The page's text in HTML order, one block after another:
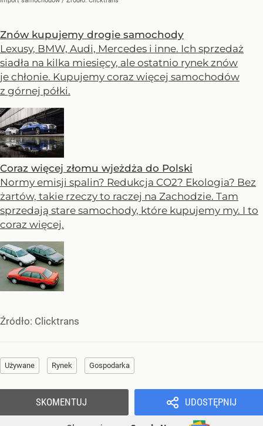
Znów kupujemy drogie samochody
Lexusy, BMW, Audi, Mercedes i inne. Ich sprzedaż
siadła na kilka miesięcy, ale ostatnio rynek znów
je chłonie. Kupujemy coraz więcej samochodów
z górnej półki.
Coraz więcej złomu wjeżdża do Polski
Normy emisji spalin? Redukcja CO2? Ekologia? Bez
żartów, takie rzeczy to raczej na Zachodzie. Tam
sprzedają stare samochody, które kupujemy my. I to
coraz więcej.
Źródło: Clicktrans
Używane Rynek Gospodarka
UDOSTĘPNIJ
SKOMENTUJ